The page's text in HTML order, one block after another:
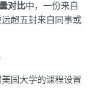
对比中，一份来自
超五封来自同事或
国大学的课程设置